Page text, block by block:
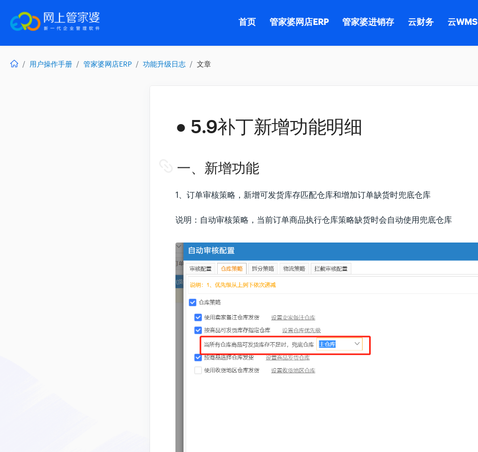
首页 管家婆网店ERP 管家婆进销存 云财务 云WMS
用户操作手册 管家婆网店ERP 功能升级日志 文章
● 5.9补丁新增功能明细
一、新增功能
1、订单审核策略，新增可发货库存匹配仓库和增加订单缺货时兜底仓库
说明：自动审核策略，当前订单商品执行仓库策略缺货时会自动使用兜底仓库